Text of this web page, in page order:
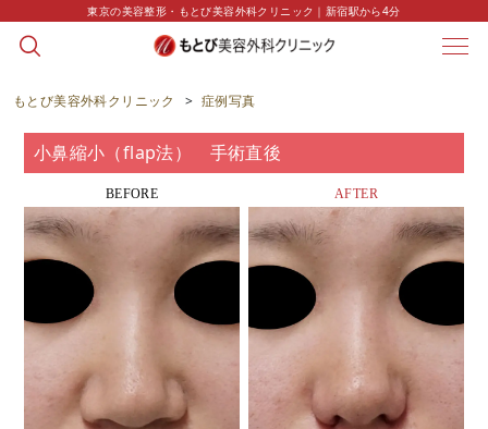
東京の美容整形・もとび美容外科クリニック｜新宿駅から4分
CASE
症例写真
もとび美容外科クリニック > 症例写真
小鼻縮小（flap法） 手術直後
BEFORE AFTER